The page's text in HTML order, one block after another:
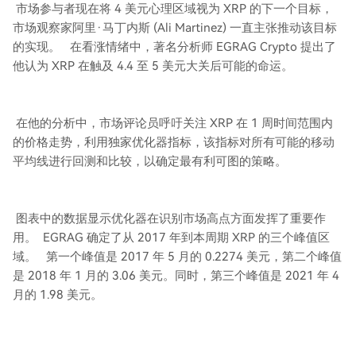
市场参与者现在将 4 美元心理区域视为 XRP 的下一个目标，
市场观察家阿里·马丁内斯 (Ali Martinez) 一直主张推动该目标
的实现。 在看涨情绪中，著名分析师 EGRAG Crypto 提出了
他认为 XRP 在触及 4.4 至 5 美元大关后可能的命运。
在他的分析中，市场评论员呼吁关注 XRP 在 1 周时间范围内
的价格走势，利用独家优化器指标，该指标对所有可能的移动
平均线进行回测和比较，以确定最有利可图的策略。
图表中的数据显示优化器在识别市场高点方面发挥了重要作
用。 EGRAG 确定了从 2017 年到本周期 XRP 的三个峰值区
域。 第一个峰值是 2017 年 5 月的 0.2274 美元，第二个峰值
是 2018 年 1 月的 3.06 美元。同时，第三个峰值是 2021 年 4
月的 1.98 美元。